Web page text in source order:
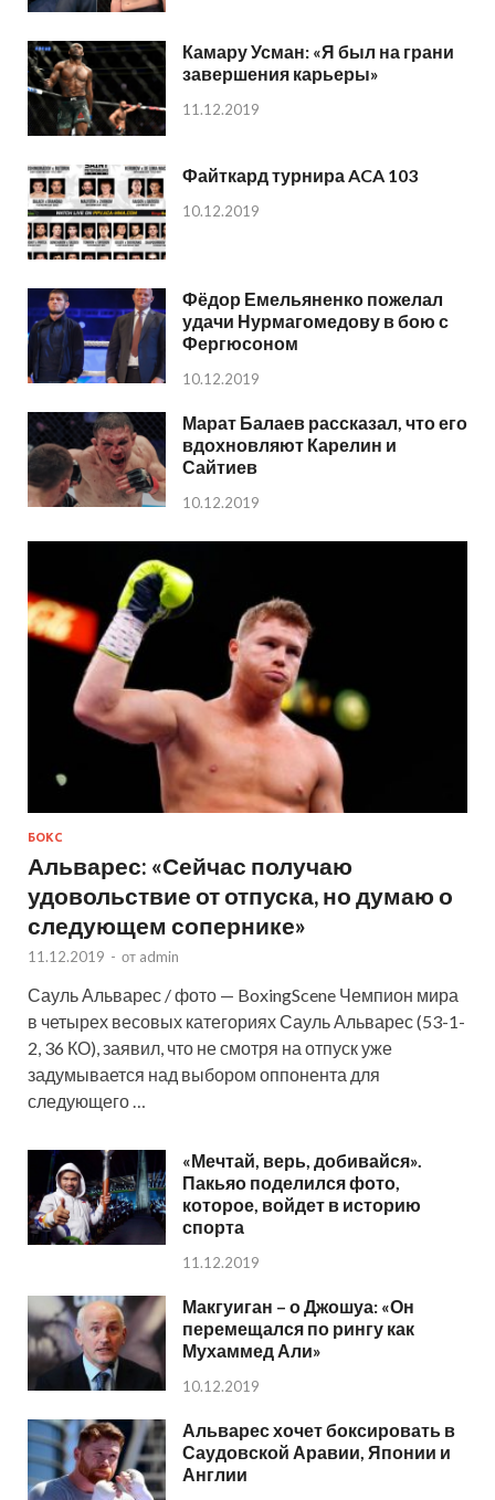
Камару Усман: «Я был на грани
завершения карьеры»
11.12.2019
Файткард турнира ACA 103
10.12.2019
Фёдор Емельяненко пожелал
удачи Нурмагомедову в бою с
Фергюсоном
10.12.2019
Марат Балаев рассказал, что его
вдохновляют Карелин и
Сайтиев
10.12.2019
БОКС
Альварес: «Сейчас получаю
удовольствие от отпуска, но думаю о
следующем сопернике»
11.12.2019 - от admin
Сауль Альварес / фото — BoxingScene Чемпион мира
в четырех весовых категориях Сауль Альварес (53-1-
2, 36 КО), заявил, что не смотря на отпуск уже
задумывается над выбором оппонента для
следующего …
«Мечтай, верь, добивайся».
Пакьяо поделился фото,
которое, войдет в историю
спорта
11.12.2019
Макгуиган – о Джошуа: «Он
перемещался по рингу как
Мухаммед Али»
10.12.2019
Альварес хочет боксировать в
Саудовской Аравии, Японии и
Англии